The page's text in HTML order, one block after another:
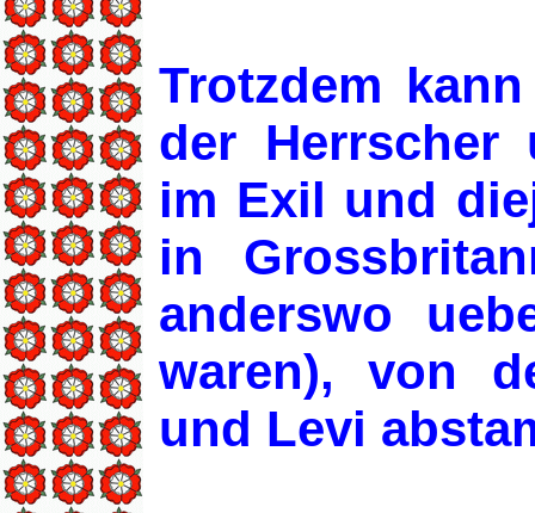
Trotzdem
der Herrscher
im Exil und
in
anderswo
waren), von
und Levi